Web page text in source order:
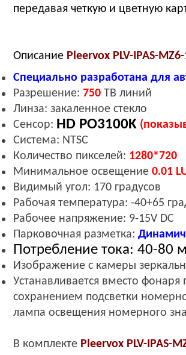
передавая четкую и цветную
Описание Pleervox PLV-IPAS-
Специально разработана для
Разрешение: 750 ТВ линий
Линза: закаленное стекло
Сенсор: HD PO3100K
Система: NTSC
Количество пикселей: 1280*720
Минимальное освещение 0.01
Видимый угол: 170 градусов
Рабочая температура: -40+65
Рабочее напряжение: 9-15V DC
Парковочная разметка:
Потребление тока: 40-80
Изображение с камеры
Устанавливается вместо
сохранением подсветки
лампа освещения номерного
В комплекте Pleervox PLV-IPAS-